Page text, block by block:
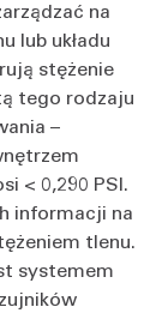
na
lub układu
stężenie
tego rodzaju
–
< 0,290 PSI.
informacji na
tlenu.
systemem